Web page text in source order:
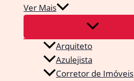
Ver Mais
Arquiteto
Azulejista
Corretor de Imóveis